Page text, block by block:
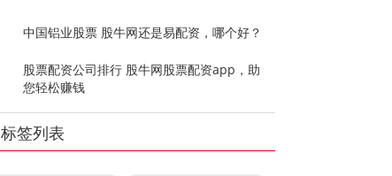
中国铝业股票 股牛网还是易配资，哪个好？
股票配资公司排行 股牛网股票配资app，助
您轻松赚钱
标签列表